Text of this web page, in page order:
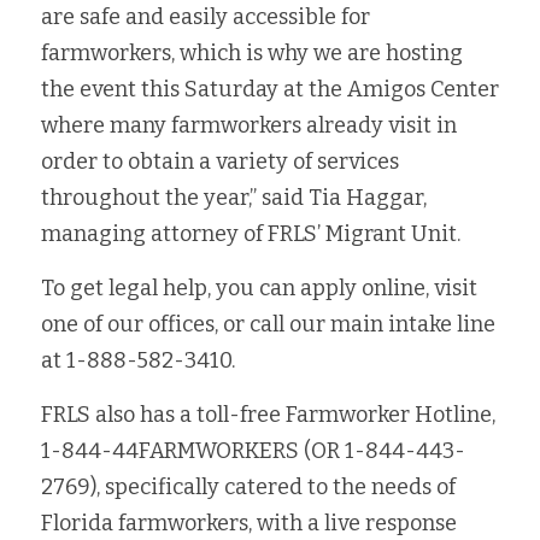
are safe and easily accessible for
farmworkers, which is why we are hosting
the event this Saturday at the Amigos Center
where many farmworkers already visit in
order to obtain a variety of services
throughout the year,” said Tia Haggar,
managing attorney of FRLS’ Migrant Unit.
To get legal help, you can apply online, visit
one of our offices, or call our main intake line
at 1-888-582-3410.
FRLS also has a toll-free Farmworker Hotline,
1-844-44FARMWORKERS (OR 1-844-443-
2769), specifically catered to the needs of
Florida farmworkers, with a live response